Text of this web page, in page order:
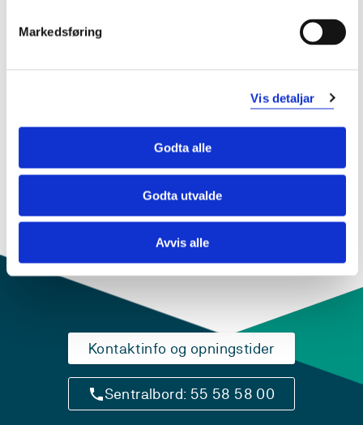
Markedsføring
Vis detaljar
Godta alle
Godta utvalde
Avvis alle
Engelsk 1, emne 1 - Engelsk språk, litteratur
ENU802N
Engelsk 1, emne 2 - Engelsk språk, litteratur
og kultur med fagdidaktikk 2
Semester: 2 15 sp
Kontaktinfo og opningstider
Sentralbord: 55 58 58 00